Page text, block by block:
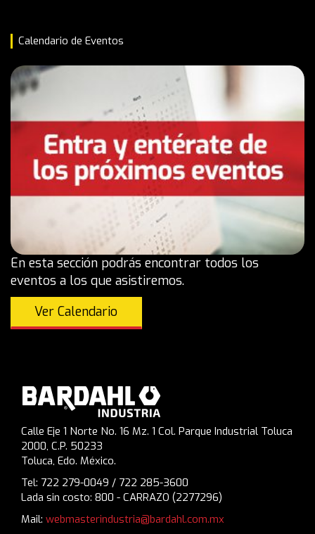
Calendario de Eventos
En esta sección podrás encontrar todos los
eventos a los que asistiremos.
Ver Calendario
Calle Eje 1 Norte No. 16 Mz. 1 Col. Parque Industrial Toluca
2000, C.P. 50233
Toluca, Edo. México.
Tel: 722 279-0049 / 722 285-3600
Lada sin costo: 800 - CARRAZO (2277296)
Mail: webmasterindustria@bardahl.com.mx